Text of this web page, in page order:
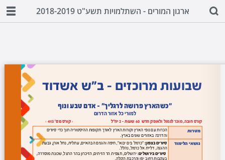
ארגון המורים - השתלמויות תשע"ט 2018-2019